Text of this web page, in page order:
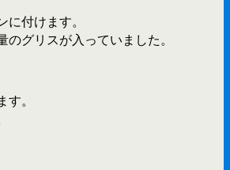
付けます。
グリスが入っていました。
。